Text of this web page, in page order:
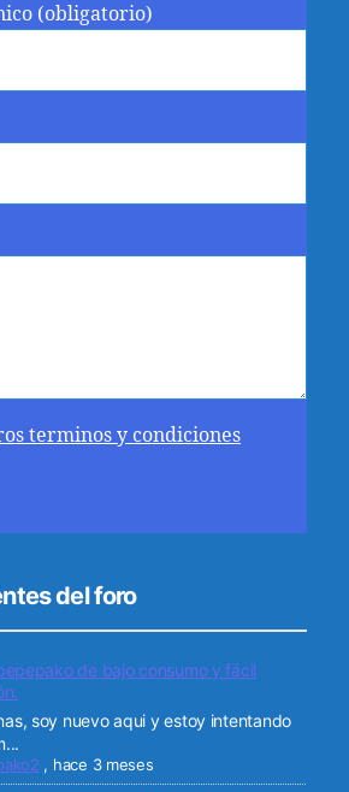
(obligatorio)
terminos y condiciones
del foro
de bajo consumo y fácil
soy nuevo aqui y estoy intentando
, hace 3 meses